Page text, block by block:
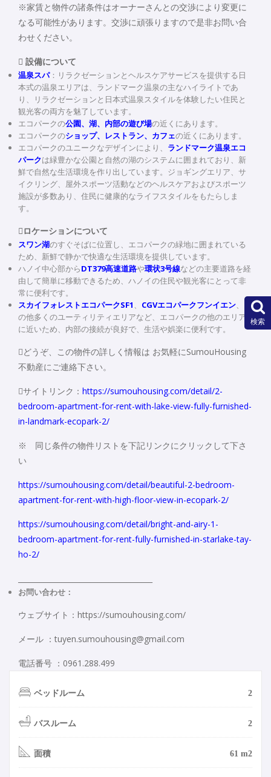
※家賃と物件の諸条件はオーナーさんとの交渉により変更に
なる可能性があります。交渉に頑張りますので是非お問い合
わせください。
 設備について
温泉スパ：リラクゼーションとヘルスケアサービスを提供する日
本式の温泉エリアは、ランドマーク温泉の主なハイライトであ
り、リラクゼーションと日本式温泉スタイルを体験したい住民と
観光客の両方を魅了しています。
エコパークの公園、湖、内部の遊び場の近くにあります。
エコパークのショップ、レストラン、カフェの近くにあります。
エコパークのユニークなデザインにより、 ランドマーク温泉エコ
パークは緑豊かな公園と自然の湖のシステムに囲まれており、新
鮮で自然な生活環境を作り出しています。ジョギングエリア、サ
イクリング、屋外スポーツ活動などのヘルスケアおよびスポーツ
施設が多数あり、住民に健康的なライフスタイルをもたらしま
す。
ロケーションについて
スワン湖のすぐそばに位置し、エコパークの緑地に囲まれている
ため、新鮮で静かで快適な生活環境を提供しています。
ハノイ中心部からDT379高速道路や環状3号線などの主要道路を経
由して簡単に移動できるため、ハノイの住民や観光客にとって非
常に便利です。
スカイフォレストエコパークSF1、 CGVエコパークフンイエン、そ
の他多くのユーティリティエリアなど、エコパークの他のエリア
に近いため、内部の接続が良好で、生活や娯楽に便利です。
どうぞ、この物件の詳しく情報は お気軽にSumouHousing
不動産にご連絡下さい。
サイトリンク： https://sumouhousing.com/detail/2-
bedroom-apartment-for-rent-with-lake-view-fully-furnished-
in-landmark-ecopark-2/
※ 同じ条件の物件リストを下記リンクにクリックして下さ
い
https://sumouhousing.com/detail/beautiful-2-bedroom-
apartment-for-rent-with-high-floor-view-in-ecopark-2/
https://sumouhousing.com/detail/bright-and-airy-1-
bedroom-apartment-for-rent-fully-furnished-in-starlake-tay-
ho-2/
お問い合わせ：
ウェブサイト：https://sumouhousing.com/
メール ：tuyen.sumouhousing@gmail.com
電話番号 ：0961.288.499
ベッドルーム 2
バスルーム 2
面積 61 m2
検索